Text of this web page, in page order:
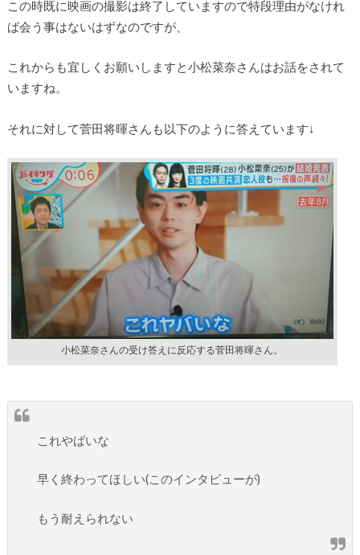
この時既に映画の撮影は終了していますので特段理由がなけれ
ば会う事はないはずなのですが、
これからも宜しくお願いしますと小松菜奈さんはお話をされて
いますね。
それに対して菅田将暉さんも以下のように答えています↓
小松菜奈さんの受け答えに反応する菅田将暉さん。
これやばいな
早く終わってほしい(このインタビューが)
もう耐えられない